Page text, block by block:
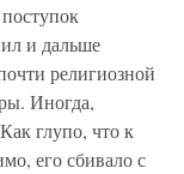
и дальше
религиозной
Иногда,
глупо, что к
его сбивало с